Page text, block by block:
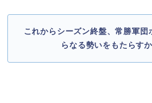
これからシーズン終盤、常勝軍団
らなる勢いをもたらすか